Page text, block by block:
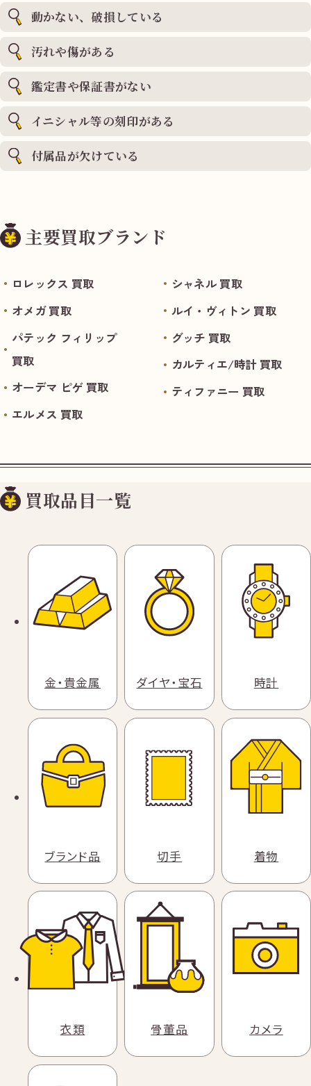
動かない、破損している
汚れや傷がある
鑑定書や保証書がない
イニシャル等の刻印がある
付属品が欠けている
主要買取ブランド
ロレックス 買取
オメガ 買取
パテック フィリップ
買取
オーデマ ピゲ 買取
エルメス 買取
シャネル 買取
ルイ・ヴィトン 買取
グッチ 買取
カルティエ/時計 買取
ティファニー 買取
買取品目一覧
金・貴金属 ダイヤ・宝石 時計
ブランド品 切手 着物
衣類 骨董品 カメラ